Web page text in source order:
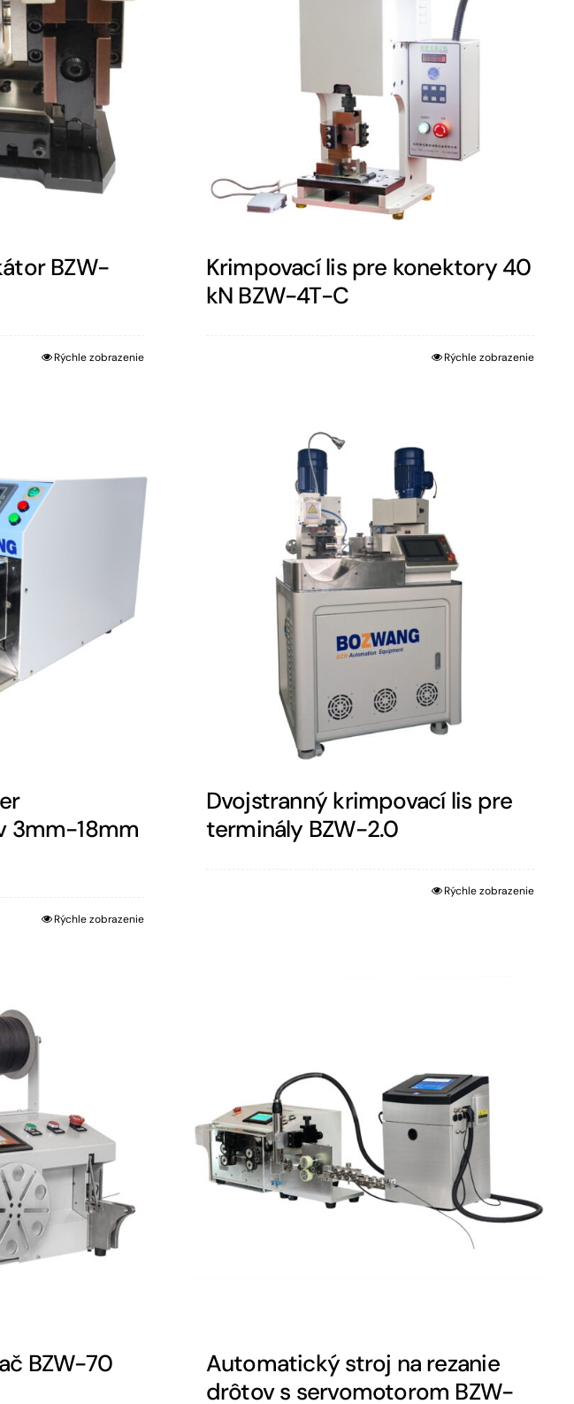
BZW-
Rýchle zobrazenie
Krimpovací lis pre konektory 40
kN BZW-4T-C
Rýchle zobrazenie
3mm-18mm
Rýchle zobrazenie
Dvojstranný krimpovací lis pre
terminály BZW-2.0
Rýchle zobrazenie
BZW-70
Automatický stroj na rezanie
drôtov s servomotorom BZW-